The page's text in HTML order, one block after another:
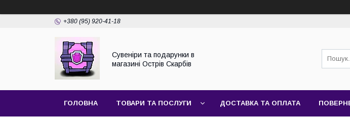
+380 (95) 920-41-18
Сувеніри та подарунки в
магазині Острів Скарбів
ГОЛОВНА ТОВАРИ ТА ПОСЛУГИ ДОСТАВКА ТА ОПЛАТА